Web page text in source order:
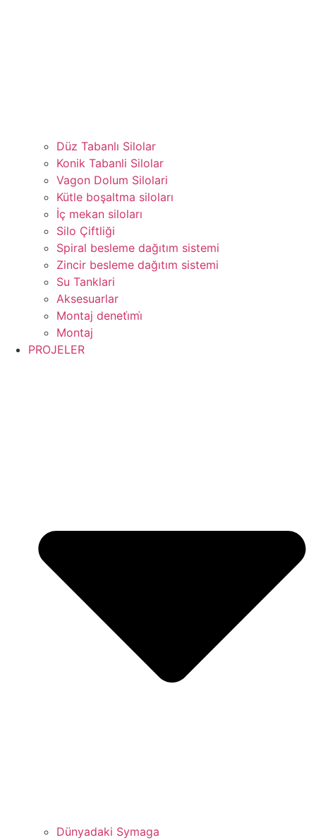
Düz Tabanlı Silolar
Konik Tabanli Silolar
Vagon Dolum Silolari
Kütle boşaltma siloları
İç mekan siloları
Silo Çiftliği
Spiral besleme dağıtım sistemi
Zincir besleme dağıtım sistemi
Su Tanklari
Aksesuarlar
Montaj deneti̇mi̇
Montaj
PROJELER
Dünyadaki Symaga